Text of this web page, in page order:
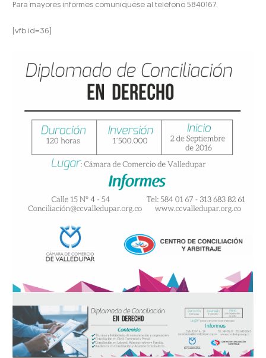
Para mayores informes comuníquese al teléfono 5840167.
[vfb id=36]